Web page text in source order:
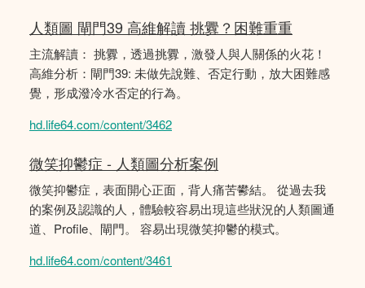
人類圖 閘門39 高維解讀 挑釁？困難重重
主流解讀： 挑釁，透過挑釁，激發人與人關係的火花！
高維分析：閘門39: 未做先說難、否定行動，放大困難感
覺，形成潑冷水否定的行為。
hd.life64.com/content/3462
微笑抑鬱症 - 人類圖分析案例
微笑抑鬱症，表面開心正面，背人痛苦鬰結。 從過去我
的案例及認識的人，體驗較容易出現這些狀況的人類圖通
道、Profile、閘門。 容易出現微笑抑鬱的模式。
hd.life64.com/content/3461